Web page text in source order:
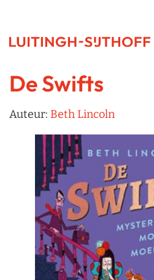
De Swifts
Auteur: Beth Lincoln